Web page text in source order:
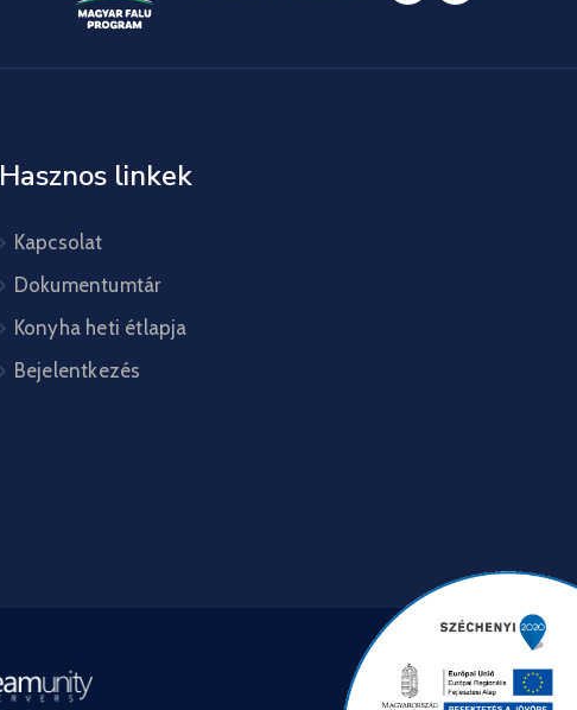
Hasznos linkek
Kapcsolat
Dokumentumtár
Konyha heti étlapja
Bejelentkezés